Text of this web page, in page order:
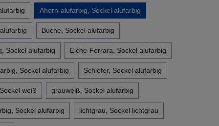
Ahorn-alufarbig, Sockel alufarbig
Buche, Sockel alufarbig
Sockel alufarbig Eiche-Ferrara, Sockel alufarbig
Sockel alufarbig Schiefer, Sockel alufarbig
weiß grauweiß, Sockel alufarbig
Sockel alufarbig lichtgrau, Sockel lichtgrau